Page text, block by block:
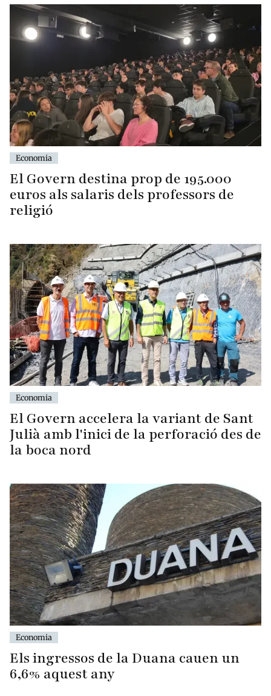
Economia
El Govern destina prop de 195.000
euros als salaris dels professors de
religió
Economia
El Govern accelera la variant de Sant
Julià amb l'inici de la perforació des de
la boca nord
Economia
Els ingressos de la Duana cauen un
6,6% aquest any